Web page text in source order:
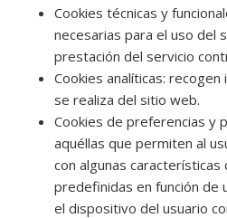
Cookies técnicas y
necesarias para el uso del
prestación del servicio
Cookies analíticas:
se realiza del sitio web.
Cookies de preferencias y
aquéllas que permiten al
con algunas
predefinidas en función de
el dispositivo del usuario